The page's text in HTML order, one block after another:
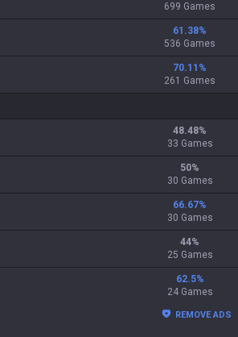
699 Games
61.38%
536 Games
70.11 %
261 Games
48.48%
33 Games
50%
30 Games
66.67%
30 Games
44%
25 Games
62.5%
24 Games
REMOVE ADS